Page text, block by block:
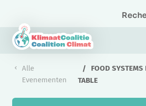
Alle
Evenementen
FOOD SYSTEMS
TABLE